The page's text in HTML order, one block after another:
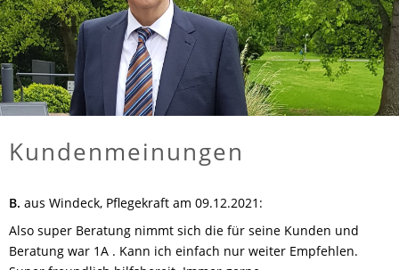
Kundenmeinungen
B. aus Windeck, Pflegekraft am 09.12.2021:
Also super Beratung nimmt sich die für seine Kunden und
Beratung war 1A . Kann ich einfach nur weiter Empfehlen.